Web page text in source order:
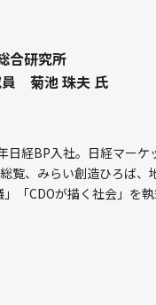
合研究所
員 菊池 珠夫 氏
経BP入社。日経マーケ
覧、みらい創造ひろば
「CDOが描く社会」を